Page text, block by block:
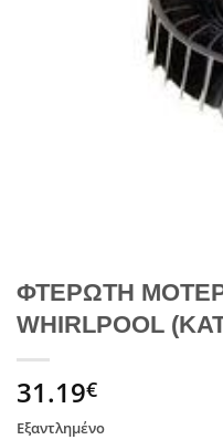
ΦΤΕΡΩΤΗ
WHIRLPOOL
31.19€
Εξαντλημένο